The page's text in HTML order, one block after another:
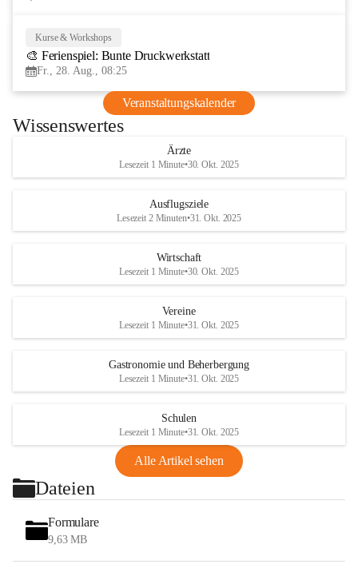
Kurse & Workshops
🎨 Ferienspiel: Bunte Druckwerkstatt
Fr., 28. Aug., 08:25
Veranstaltungskalender
Wissenswertes
Ärzte
Lesezeit 1 Minute•30. Okt. 2025
Ausflugsziele
Lesezeit 2 Minuten•31. Okt. 2025
Wirtschaft
Lesezeit 1 Minute•30. Okt. 2025
Vereine
Lesezeit 1 Minute•31. Okt. 2025
Gastronomie und Beherbergung
Lesezeit 1 Minute•31. Okt. 2025
Schulen
Lesezeit 1 Minute•31. Okt. 2025
Alle Artikel sehen
Dateien
Formulare
9,63 MB